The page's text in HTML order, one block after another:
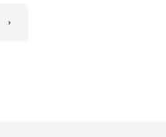
›